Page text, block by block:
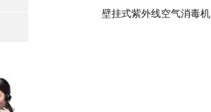
壁挂式紫外线空气消毒机